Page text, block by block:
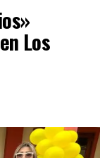
Los